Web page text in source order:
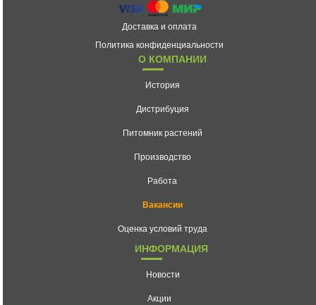
Доставка и оплата
Политика конфиденциальности
О КОМПАНИИ
История
Дистрибуция
Питомник растений
Производство
Работа
Вакансии
Оценка условий труда
ИНФОРМАЦИЯ
Новости
Акции